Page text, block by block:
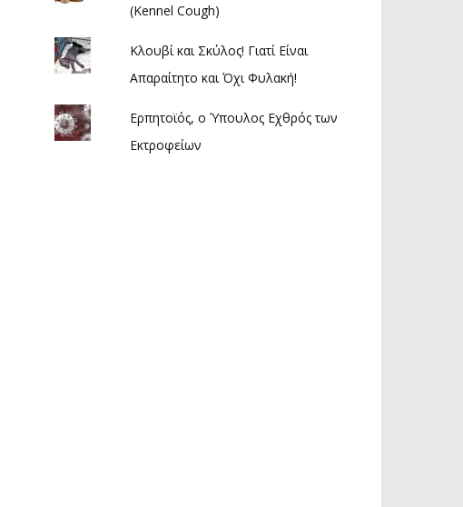
(Kennel Cough)
Κλουβί και Σκύλος! Γιατί Είναι
Απαραίτητο και Όχι Φυλακή!
Ερπητοϊός, ο Ύπουλος Εχθρός των
Εκτροφείων